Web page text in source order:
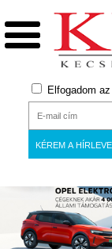
Elfogadom az